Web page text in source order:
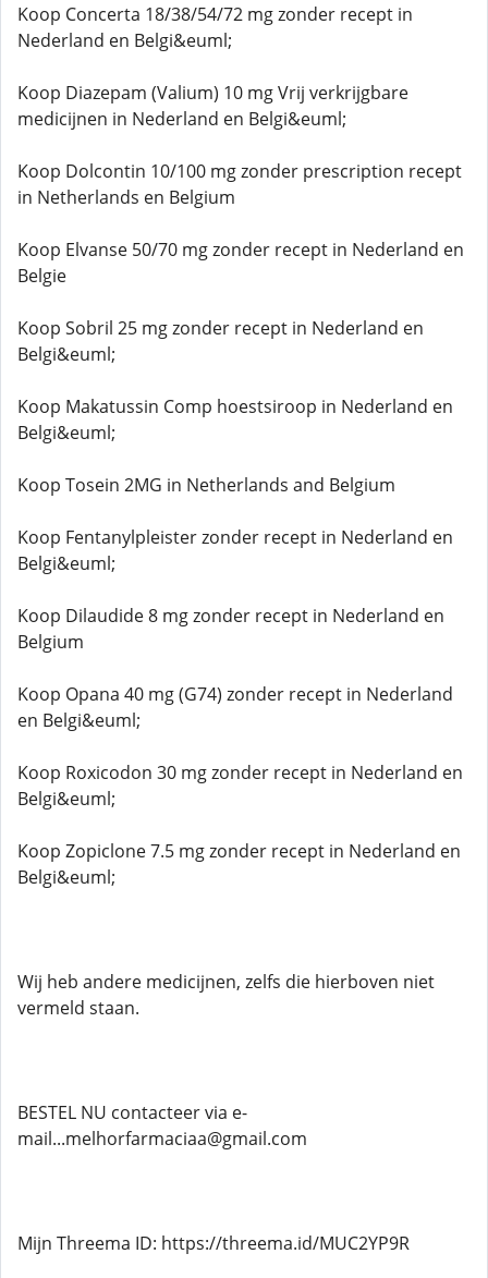
Koop Concerta 18/38/54/72 mg zonder recept in
Nederland en Belgi&euml;
Koop Diazepam (Valium) 10 mg Vrij verkrijgbare
medicijnen in Nederland en Belgi&euml;
Koop Dolcontin 10/100 mg zonder prescription recept
in Netherlands en Belgium
Koop Elvanse 50/70 mg zonder recept in Nederland en
Belgie
Koop Sobril 25 mg zonder recept in Nederland en
Belgi&euml;
Koop Makatussin Comp hoestsiroop in Nederland en
Belgi&euml;
Koop Tosein 2MG in Netherlands and Belgium
Koop Fentanylpleister zonder recept in Nederland en
Belgi&euml;
Koop Dilaudide 8 mg zonder recept in Nederland en
Belgium
Koop Opana 40 mg (G74) zonder recept in Nederland
en Belgi&euml;
Koop Roxicodon 30 mg zonder recept in Nederland en
Belgi&euml;
Koop Zopiclone 7.5 mg zonder recept in Nederland en
Belgi&euml;
Wij heb andere medicijnen, zelfs die hierboven niet
vermeld staan.
BESTEL NU contacteer via e-
mail...melhorfarmaciaa@gmail.com
Mijn Threema ID: https://threema.id/MUC2YP9R